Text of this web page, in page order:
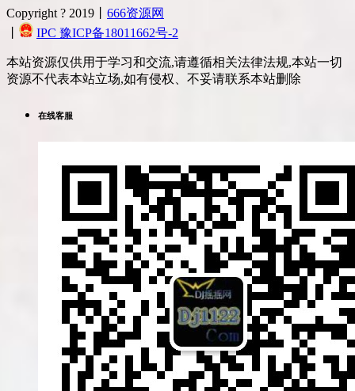
Copyright ? 2019丨 666资源网
IPC 豫ICP备18011662号-2
本站资源仅供用于学习和交流,请遵循相关法律法规,本站一切
资源不代表本站立场,如有侵权、不妥请联系本站删除
在线客服